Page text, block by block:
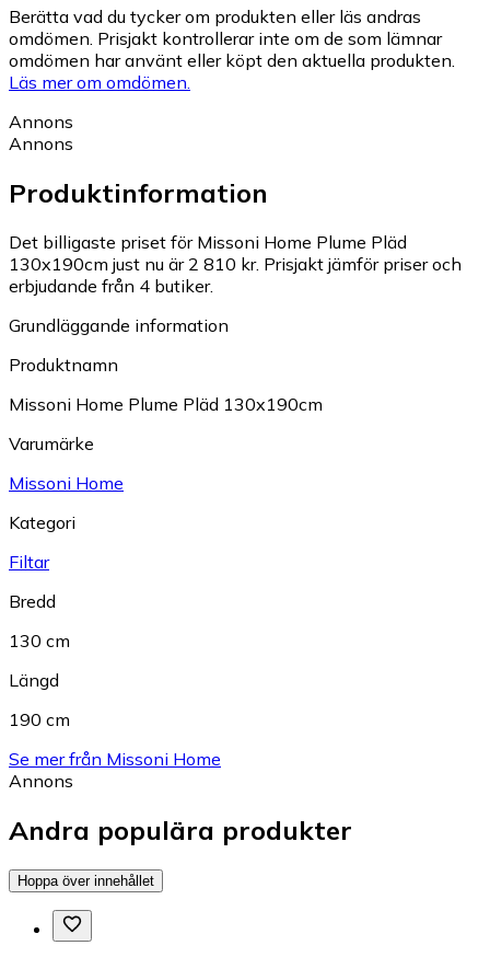
Berätta vad du tycker om produkten eller läs andras
omdömen. Prisjakt kontrollerar inte om de som lämnar
omdömen har använt eller köpt den aktuella produkten.
Läs mer om omdömen.
Annons
Annons
Produktinformation
Det billigaste priset för Missoni Home Plume Pläd
130x190cm just nu är 2 810 kr. Prisjakt jämför priser och
erbjudande från 4 butiker.
Grundläggande information
Produktnamn
Missoni Home Plume Pläd 130x190cm
Varumärke
Missoni Home
Kategori
Filtar
Bredd
130 cm
Längd
190 cm
Se mer från Missoni Home
Annons
Andra populära produkter
Hoppa över innehållet